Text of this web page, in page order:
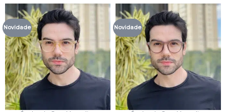
Novidade Novidade